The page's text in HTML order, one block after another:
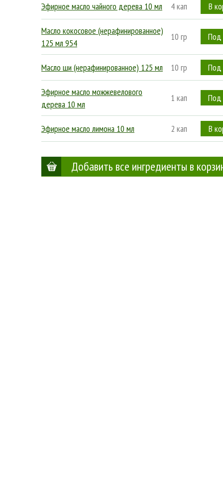
Эфирное масло чайного дерева 10 мл 4 кап
Масло кокосовое (нерафинированное)
125 мл 954
10 гр
Масло ши (нерафинированное) 125 мл 10 гр
Эфирное масло можжевелового
дерева 10 мл
1 кап
Эфирное масло лимона 10 мл 2 кап
Добавить все ингредиенты в